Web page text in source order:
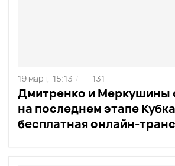
Дмитренко и Меркушины
на последнем этапе
бесплатная онлайн-
19 март, 15:13 / 131